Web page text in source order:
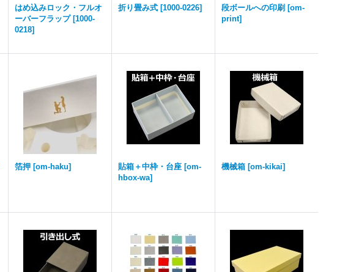
はめ込みロック・フルオ
ーバーフラップ [1000-
0218]
折り畳み式 [1000-0226] 段ボールへの印刷 [om-
print]
箔押 [om-haku] 貼箱＋中枠・台座 [om-
hbox-wa]
機械箱 [om-kikai]